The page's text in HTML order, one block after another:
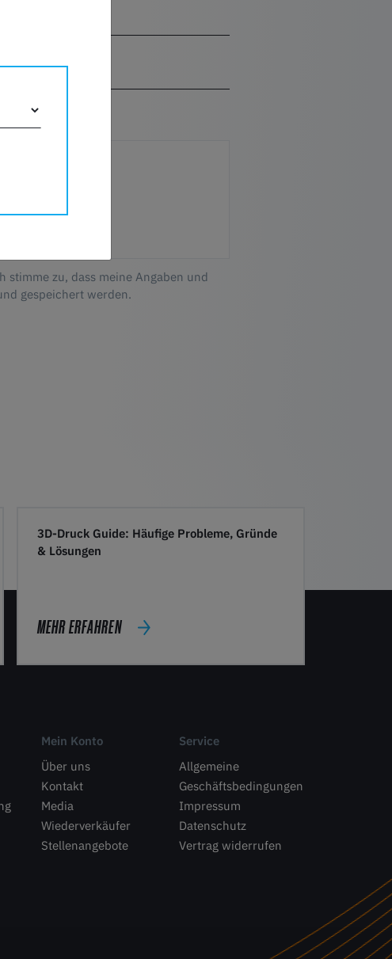
zu, dass meine Angaben und
gespeichert werden.
3D-Druck Guide: Häufige Probleme, Gründe
& Lösungen
MEHR ERFAHREN
Mein Konto
Über uns
Kontakt
Media
Wiederverkäufer
Stellenangebote
Service
Allgemeine
Geschäftsbedingungen
Impressum
Datenschutz
Vertrag widerrufen